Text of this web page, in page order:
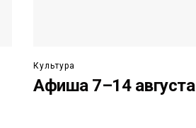
Культура
Афиша 7–14 августа